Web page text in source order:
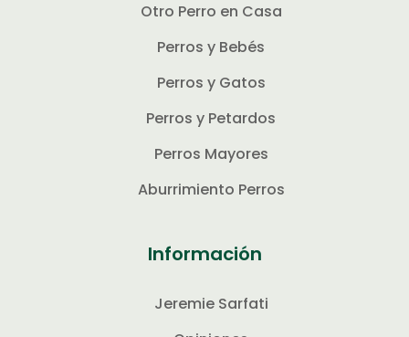
Otro Perro en Casa
Perros y Bebés
Perros y Gatos
Perros y Petardos
Perros Mayores
Aburrimiento Perros
Información
Jeremie Sarfati